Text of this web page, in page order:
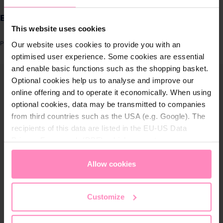
This website uses cookies
Our website uses cookies to provide you with an
optimised user experience. Some cookies are essential
and enable basic functions such as the shopping basket.
Optional cookies help us to analyse and improve our
online offering and to operate it economically. When using
optional cookies, data may be transmitted to companies
from third countries such as the USA (e.g. Google). The
recipients of this data are listed in the EU-US Data
appropriate level of data protection. You canaccept all
only allow necessary cookies
access and change your chosen setting at any time in
Allow cookies
Customize
Produkte für
Lösungen für
Geschäftskunden
Kundenservice
Über BWT
BWT im Sport
Ecosoft Hochdruck-Sedimentfilter 1/2″
Produktnummer: FPV12PECO
überspringen